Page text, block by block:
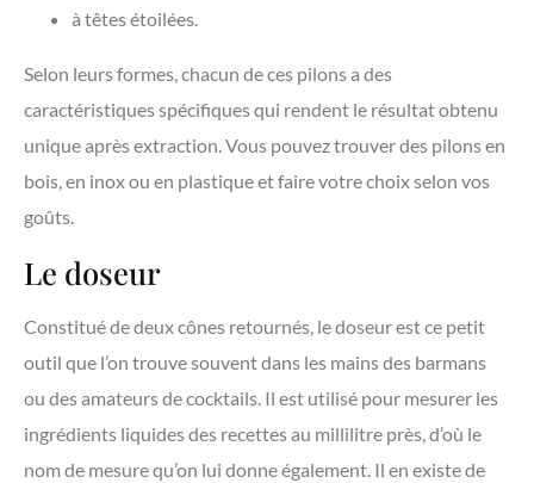
à têtes étoilées.
Selon leurs formes, chacun de ces pilons a des
caractéristiques spécifiques qui rendent le résultat obtenu
unique après extraction. Vous pouvez trouver des pilons en
bois, en inox ou en plastique et faire votre choix selon vos
goûts.
Le doseur
Constitué de deux cônes retournés, le doseur est ce petit
outil que l’on trouve souvent dans les mains des barmans
ou des amateurs de cocktails. Il est utilisé pour mesurer les
ingrédients liquides des recettes au millilitre près, d’où le
nom de mesure qu’on lui donne également. Il en existe de